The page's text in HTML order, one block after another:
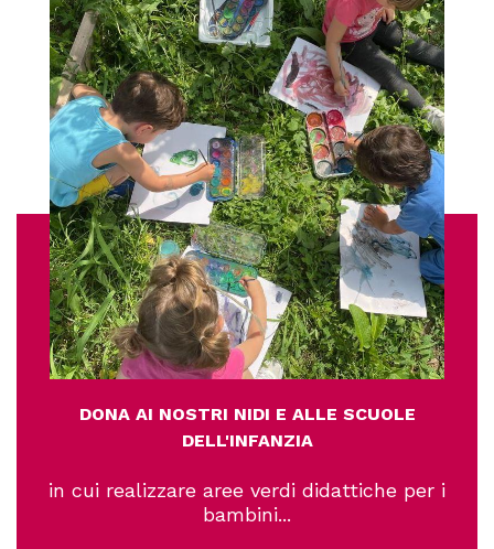
DONA AI NOSTRI NIDI E ALLE SCUOLE
DELL'INFANZIA
in cui realizzare aree verdi didattiche per i
bambini...